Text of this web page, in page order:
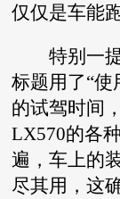
仅仅是车能
特别一提
标题用了“使
的试驾时间
LX570的各
遍，车上的
尽其用，这